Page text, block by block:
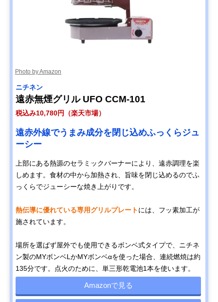
Photo by Amazon
ニチネン
遠赤無煙グリル UFO CCM-101
税込み10,780円（楽天市場）
遠赤外線でうまみ成分を閉じ込めふっくらジュ
ーシー
上部にある熱源のセラミックバーナーにより、遠赤調理を楽
しめます。食材の中から加熱され、旨味を閉じ込めるのでふ
っくらでジューシーな焼き上がりです。
熱伝導に優れている専用グリルプレートには、フッ素加工が
施されています。
場所を選ばず屋外でも使用できるボンベ式タイプで、ニチネ
ン製のMYボンベLかMYボンベαを使った場合、連続燃焼は約
135分です。点火のために、単三形乾電池1本を使います。
Amazonで見る